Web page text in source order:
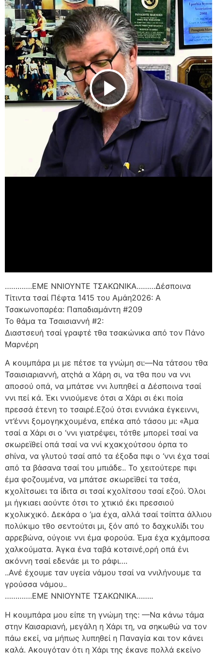
Play Video
………….ΕΜΕ ΝΝΙΟΥΝΤΕ ΤΣΑΚΩΝΙΚΑ………Δέσποινα
Τίτιντα τσαί Πέφτα 1415 του Αμάη2026: Α
Τσακωνοπαρέα: Παπαδιαμάντη #209
Το θάμα τα Τσαισιαννή #2:
Διαστσευή τσαί γραφτέ τθα τσακώνικα από τον Πάνο
Μαρνέρη
Α κουμπάρα μι με πέτσε τα γνώμη σι:—Να τάτσου τθα
Τσαισιαριαννή, ατςhά α Χάρη σι, να τθα που να ννι
αποσού οπά, να μπάτσε ννι λυπηθεί α Δέσποινα τσαί
ννι πεί κά. Έκι ννιούμενε ότσι α Χάρι σι έκι ποία
πρεσσά έτενη το τσαιρέ.Εζού ότσι εννιάκα έγκειννι,
ντ’έννι ξομογηκχουμένα, επέκα από τάσου μι: «Άμα
τσαί α Χάρι σι ο ‘ννι γιατρέψει, τότθε μπορεί τσαί να
σκωρεϊθεί οπά τσαί να ννί κχακχούτσου όρπα το
σhίνα, να γλυτού τσαί από τα έξοδα πφι ο ‘ννι έχα τσαί
από τα βάσανα τσαί του μπιάδε.. Το χειτούτερε πφι
έμα φοζουμένα, να μπάτσε σκωρεϊθεί τα τσέα,
κχολίτσωει τα ίδιτα σι τσαί κχολίτσου τσαί εζού. Όλοι
μι ήγκιαει αούντε ότσι το χτικιό έκι πρεσσιού
κχολικχικό. Δεκάρα ο ‘μα έχα, αλλά τσαί τσίπτα άλλιου
πολύκιμο τθο σεντούτσι μι, ξόν από το δαχκυλίδι του
αρρεβώνα, ούγοιε ννι έμα φορούα. Έμα έχα κχάμποσα
χαλκούματα. Άγκα ένα ταβά κοτσινέ,ορή οπά ένι
ακόννη τσαί εδενάε μι το ράφι….
..Ανέ έχουμε ταν υγεία νάμου τσαί να ννιλήνουμε τα
γρούσσα νάμου..
………….ΕΜΕ ΝΝΙΟΥΝΤΕ ΤΣΑΚΩΝΙΚΑ……..
Η κουμπάρα μου είπε τη γνώμη της: —Να κάνω τάμα
στην Καισαριανή, μεγάλη η Χάρι τη, να σηκωθώ να τον
πάω εκεί, να μήπως λυπηθεί η Παναγία και τον κάνει
καλά. Ακουγόταν ότι η Χάρι της έκανε πολλά εκείνο